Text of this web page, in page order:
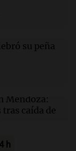
los grupos de
su peña
Mendoza:
caída de
h